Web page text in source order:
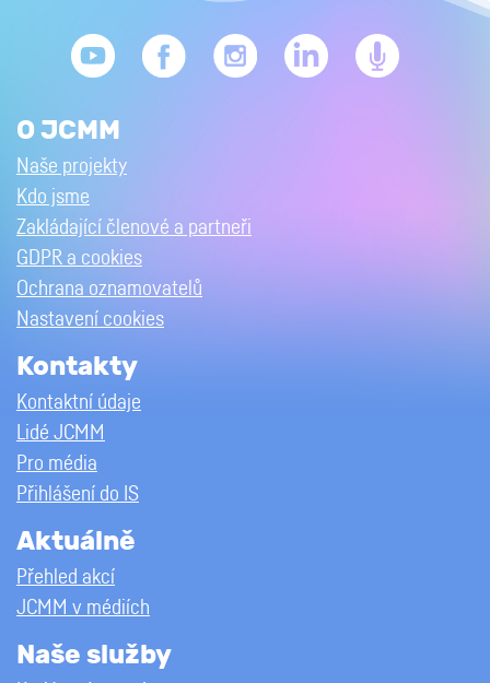
O JCMM
Naše projekty
Kdo jsme
Zakládající členové a partneři
GDPR a cookies
Ochrana oznamovatelů
Nastavení cookies
Kontakty
Kontaktní údaje
Lidé JCMM
Pro média
Přihlášení do IS
Aktuálně
Přehled akcí
JCMM v médiích
Naše služby